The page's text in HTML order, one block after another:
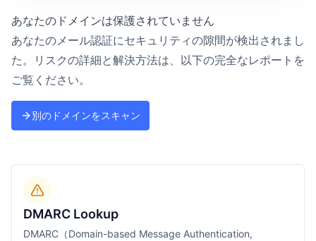
あなたのドメインは保護されていません
あなたのメール認証にセキュリティの隙間が検出されまし
た。リスクの詳細と解決方法は、以下の完全なレポートを
ご覧ください。
別のドメインをスキャン
DMARC Lookup
DMARC（Domain-based Message Authentication,